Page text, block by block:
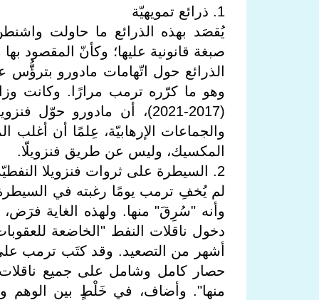
1. ذرائع تمويهيّة
يُقصَد بهذه الذرائع ما حاولت
صبغة قانونية عليها؛ وكأنّ المقصود
الذرائع حول اتّهامات مادورو
وهو ما كرّره ترمب مرارًا. وكانت
(2017-2021)، أن مادورو
والجماعات الإرهابيّة، عِلمًا أن
المكسيك، وليس عن طريق فنزويلّا.
2. السيطرة على ثروات فنزويلا النفطيّة
لم يُخفِ ترمب يومًا رغبته في السيطرة
دخول ناقلات النفط "الخاضعة
أشهر من التصعيد. وقد كتَب ترمب
حصار كامل وشامل على جميع ناقلات
منها". وأضاف، في خَلْطٍ بين الوهم